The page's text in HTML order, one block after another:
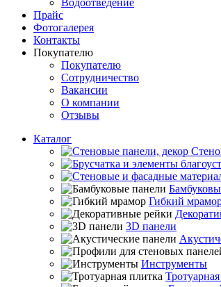
Водоотведение
Прайс
Фотогалерея
Контакты
Покупателю
Покупателю
Сотрудничество
Вакансии
О компании
Отзывы
Каталог
Гибкий
3D панели
Инструменты